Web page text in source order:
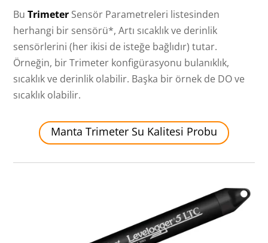
BuTrimeter Sensör Parametreleri listesinden
herhangi bir sensörü*, Artı sıcaklık ve derinlik
sensörlerini (her ikisi de isteğe bağlıdır) tutar.
Örneğin, bir Trimeter konfigürasyonu bulanıklık,
sıcaklık ve derinlik olabilir. Başka bir örnek de DO ve
sıcaklık olabilir.
Manta Trimeter Su Kalitesi Probu